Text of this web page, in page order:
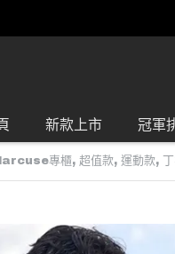
新款上市 冠軍
專櫃, 超值款, 運動款,